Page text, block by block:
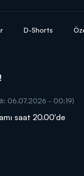
D-Shorts
06.07.2026 - 00:19)
saat 20.00'de